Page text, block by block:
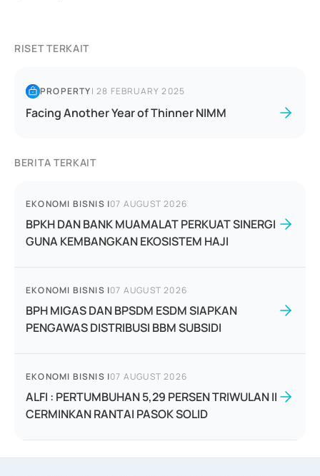
RISET TERKAIT
PROPERTY|28 FEBRUARY 2025
Facing Another Year of Thinner NIMM
BERITA TERKAIT
EKONOMI BISNIS |07 AUGUST 2026
BPKH DAN BANK MUAMALAT PERKUAT SINERGI
GUNA KEMBANGKAN EKOSISTEM HAJI
EKONOMI BISNIS |07 AUGUST 2026
BPH MIGAS DAN BPSDM ESDM SIAPKAN
PENGAWAS DISTRIBUSI BBM SUBSIDI
EKONOMI BISNIS |07 AUGUST 2026
ALFI : PERTUMBUHAN 5,29 PERSEN TRIWULAN II
CERMINKAN RANTAI PASOK SOLID